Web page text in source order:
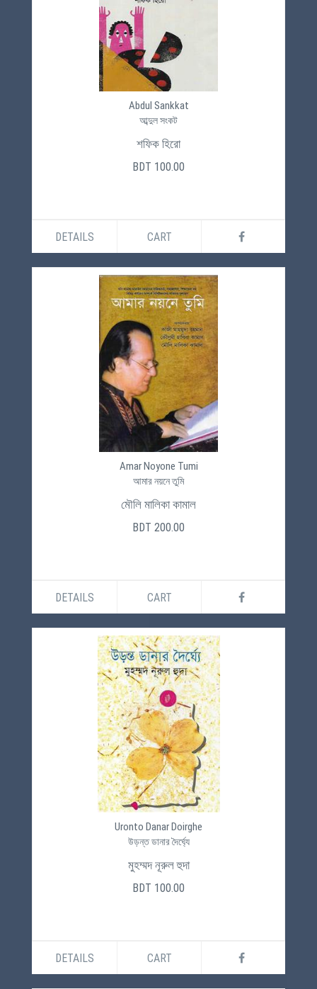
Abdul Sankkat
আব্দুল সংকট
শফিক হিরো
BDT 100.00
DETAILS CART
Amar Noyone Tumi
আমার নয়নে তুমি
মৌলি মালিকা কামাল
BDT 200.00
DETAILS CART
Uronto Danar Doirghe
উড়ন্ত ডানার দৈর্ঘ্যে
মুহম্মদ নূরুল হুদা
BDT 100.00
DETAILS CART